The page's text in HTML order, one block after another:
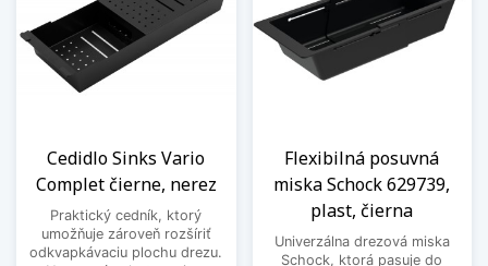
Cedidlo Sinks Vario
Complet čierne, nerez
Praktický cedník, ktorý
umožňuje zároveň rozšíriť
odkvapkávaciu plochu drezu.
Flexibilná posuvná
miska Schock 629739,
plast, čierna
Univerzálna drezová miska
Schock, ktorá pasuje do